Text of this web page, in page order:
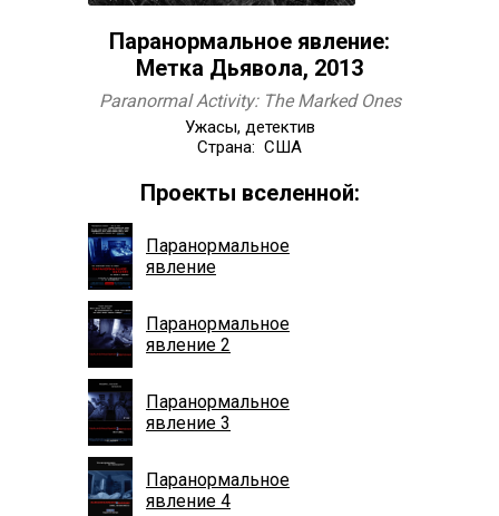
Паранормальное явление:
Метка Дьявола, 2013
Paranormal Activity: The Marked Ones
Ужасы, детектив
Страна: США
Проекты вселенной:
Паранормальное
явление
Паранормальное
явление 2
Паранормальное
явление 3
Паранормальное
явление 4